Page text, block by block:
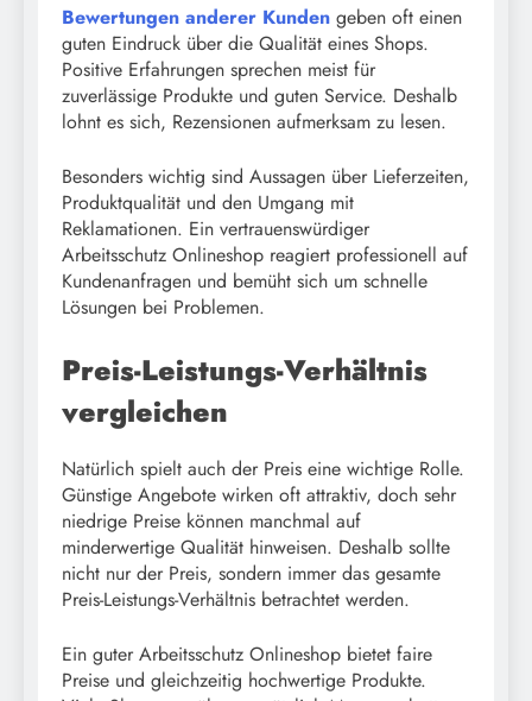
Bewertungen anderer Kunden geben oft einen
guten Eindruck über die Qualität eines Shops.
Positive Erfahrungen sprechen meist für
zuverlässige Produkte und guten Service. Deshalb
lohnt es sich, Rezensionen aufmerksam zu lesen.
Besonders wichtig sind Aussagen über Lieferzeiten,
Produktqualität und den Umgang mit
Reklamationen. Ein vertrauenswürdiger
Arbeitsschutz Onlineshop reagiert professionell auf
Kundenanfragen und bemüht sich um schnelle
Lösungen bei Problemen.
Preis-Leistungs-Verhältnis
vergleichen
Natürlich spielt auch der Preis eine wichtige Rolle.
Günstige Angebote wirken oft attraktiv, doch sehr
niedrige Preise können manchmal auf
minderwertige Qualität hinweisen. Deshalb sollte
nicht nur der Preis, sondern immer das gesamte
Preis-Leistungs-Verhältnis betrachtet werden.
Ein guter Arbeitsschutz Onlineshop bietet faire
Preise und gleichzeitig hochwertige Produkte.